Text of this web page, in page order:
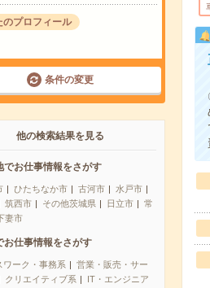
のプロフィール
条件の変更
他の検索結果を見る
でお仕事情報をさがす
ひたちなか市 古河市
水戸市
筑西市 その他茨城県 日立市
常
妻市
お仕事情報をさがす
ワーク・事務系
営業・販売・サー
クリエイティブ系
IT・エンジニア